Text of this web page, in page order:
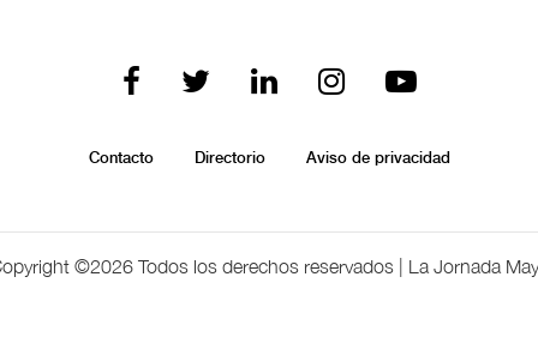
Contacto Directorio Aviso de privacidad
©2026 Todos los derechos reservados | La Jornada